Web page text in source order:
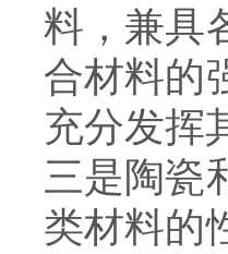
料，兼具
合材料的
充分发挥
三是陶瓷
类材料的